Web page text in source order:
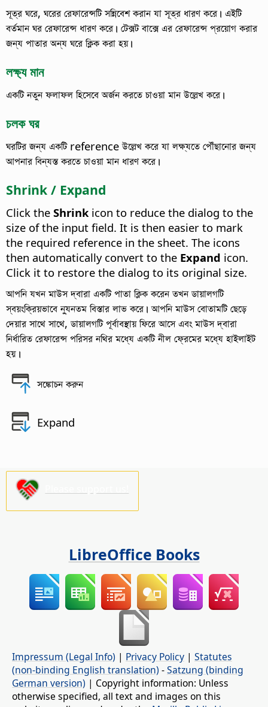
সূত্র ঘরে, ঘরের রেফারেন্সটি সন্নিবেশ করান যা সূত্র ধারণ করে। এইটি
বর্তমান ঘর রেফারেন্স ধারণ করে। টেক্সট বাক্সে এর রেফারেন্স প্রয়োগ করার
জন্য পাতার অন্য ঘরে ক্লিক করা হয়।
লক্ষ্য মান
একটি নতুন ফলাফল হিসেবে অর্জন করতে চাওয়া মান উল্লেখ করে।
চলক ঘর
ঘরটির জন্য একটি reference উল্লেখ করে যা লক্ষ্যতে পৌঁছানোর জন্য
আপনার বিন্যস্ত করতে চাওয়া মান ধারণ করে।
Shrink / Expand
Click the Shrinkicon to reduce the dialog to the
size of the input field. It is then easier to mark
the required reference in the sheet. The icons
then automatically convert to the Expand icon.
Click it to restore the dialog to its original size.
আপনি যখন মাউস দ্বারা একটি পাতা ক্লিক করেন তখন ডায়ালগটি
স্বয়ংক্রিয়ভাবে ন্যুনতম বিস্তার লাভ করে। আপনি মাউস বোতামটি ছেড়ে
দেয়ার সাথে সাথে, ডায়ালগটি পূর্বাবস্থায় ফিরে আসে এবং মাউস দ্বারা
নির্ধারিত রেফারেন্স পরিসর নথির মধ্যে একটি নীল ফ্রেমের মধ্যে হাইলাইট
হয়।
সঙ্কোচন করুন
Expand
LibreOffice Books
Impressum (Legal Info) | Privacy Policy | Statutes
(non-binding English translation) -Satzung (binding
German version) | Copyright information: Unless
otherwise specified, all text and images on this